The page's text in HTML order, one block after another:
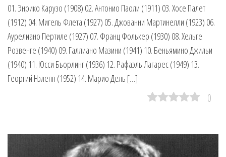
01. Энрико Карузо (1908) 02. Антонио Паоли (1911) 03. Хосе Палет
(1912) 04. Мигель Флета (1927) 05. Джованни Мартинелли (1923) 06.
Аурелиано Пертиле (1927) 07. Франц Фолькер (1930) 08. Хельге
Розвенге (1940) 09. Галлиано Мазини (1941) 10. Беньямино Джильи
(1940) 11. Юсси Бьорлинг (1936) 12. Рафаэль Лагарес (1949) 13.
Георгий Нэлепп (1952) 14. Марио Дель […]
0